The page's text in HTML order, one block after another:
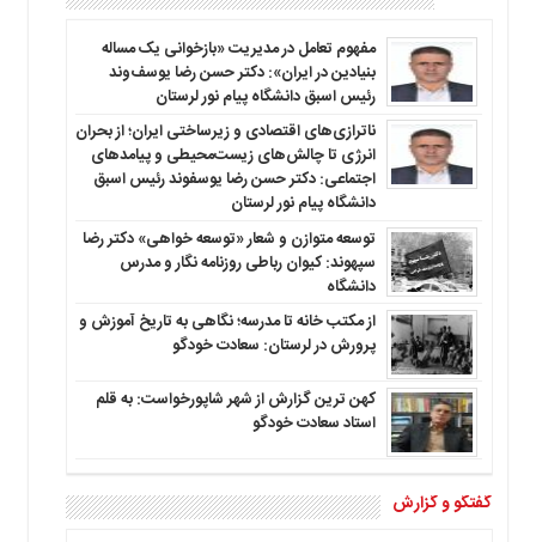
مفهوم تعامل در مدیریت «بازخوانی یک مساله
بنیادین در ایران»: دکتر حسن رضا یوسف‌وند
رئیس اسبق دانشگاه پیام نور لرستان
ناترازی‌های اقتصادی و زیرساختی ایران؛ از بحران
انرژی تا چالش‌های زیست‌محیطی و پیامدهای
اجتماعی: دکتر حسن رضا یوسفوند رئیس اسبق
دانشگاه پیام نور لرستان
توسعه متوازن و شعار «توسعه خواهی» دکتر رضا
سپهوند: کیوان رباطی روزنامه نگار و مدرس
دانشگاه
از مکتب خانه تا مدرسه؛ نگاهی به تاریخ آموزش و
پرورش در لرستان: سعادت خودگو
کهن ترین گزارش از شهر شاپورخواست: به قلم
استاد سعادت خودگو
گفتگو و گزارش